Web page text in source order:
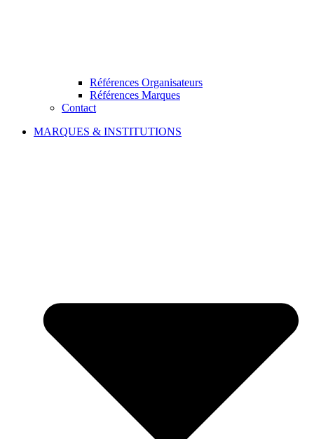
Références Organisateurs
Références Marques
Contact
MARQUES & INSTITUTIONS